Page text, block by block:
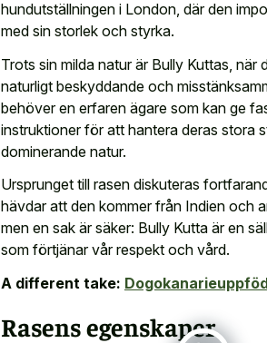
hundutställningen i London, där den
med sin storlek och styrka.
Trots sin milda natur är Bully Kuttas, när
naturligt beskyddande och
behöver en erfaren ägare som kan ge
instruktioner för att hantera deras stora
dominerande natur.
Ursprunget till rasen diskuteras
hävdar att den kommer från Indien och
men en sak är säker: Bully Kutta är en
som förtjänar vår respekt och vård.
A different take:
Rasens egenskaper